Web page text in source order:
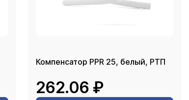
Компенсатор PPR 25, белый, РТП
262.06 ₽